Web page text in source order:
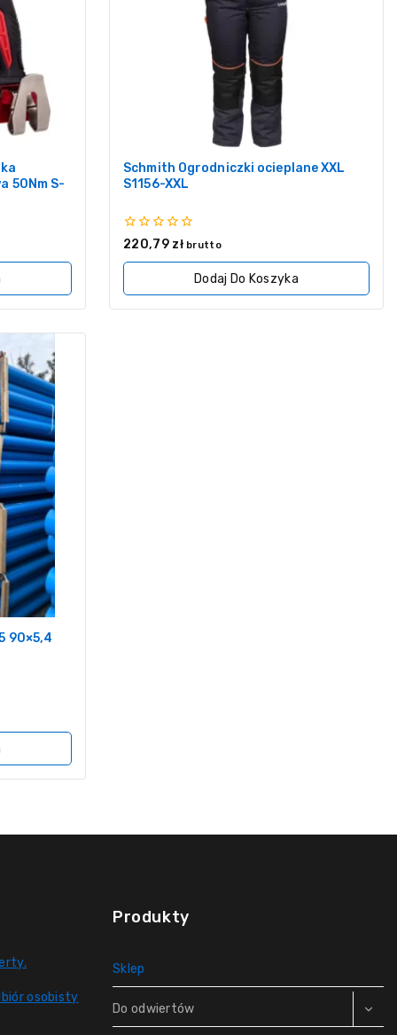
50Nm S-
Schmith Ogrodniczki ocieplane XXL
S1156-XXL
0
5
220,79 zł brutto
Dodaj Do Koszyka
90×5,4
osobisty
Produkty
Sklep
Do odwiertów